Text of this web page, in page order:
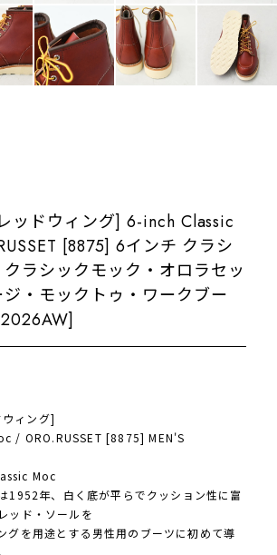
ッドウィング] 6-inch Classic
[8875] 6インチ クラシ
ラシックモック・オロラセッ
ジ・モックトゥ・ワークブー
ィング]
/ ORO.RUSSET [8875] MEN'S
Moc
1952年、白く底が平らでクッション性に富
ッド・ソールを
グを用途とする男性用のブーツに初めて導